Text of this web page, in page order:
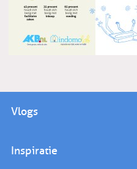
Vlogs
Inspiratie